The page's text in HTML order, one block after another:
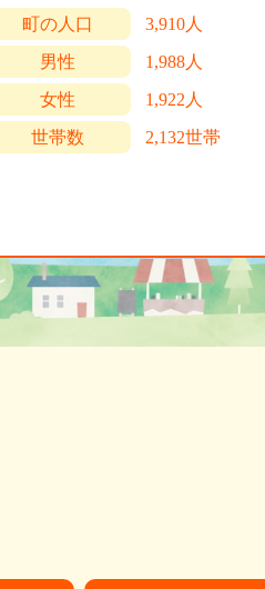
町の人口
3,910人
男性
1,988人
女性
1,922人
世帯数
2,132世帯